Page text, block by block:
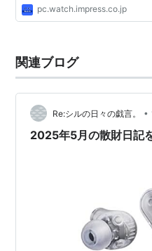
pc.watch.impress.co.jp
関連ブログ
Re:シルの日々の戯言。 •
2025年5月の散財日記